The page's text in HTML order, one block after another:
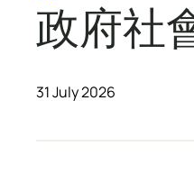
政府社
31 July 2026